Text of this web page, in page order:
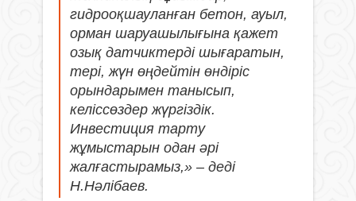
гидрооқшауланған бетон, ауыл,
орман шаруашылығына қажет
озық датчиктерді шығаратын,
тері, жүн өңдейтін өндіріс
орындарымен танысып,
келіссөздер жүргіздік.
Инвестиция тарту
жұмыстарын одан әрі
жалғастырамыз,» – деді
Н.Нәлібаев.